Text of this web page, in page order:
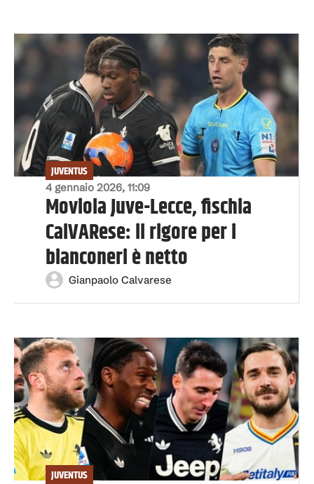
4 gennaio 2026, 11:09
JUVENTUS
Moviola Juve-Lecce, fischia
CalVARese: il rigore per i
bianconeri è netto
Gianpaolo Calvarese
JUVENTUS